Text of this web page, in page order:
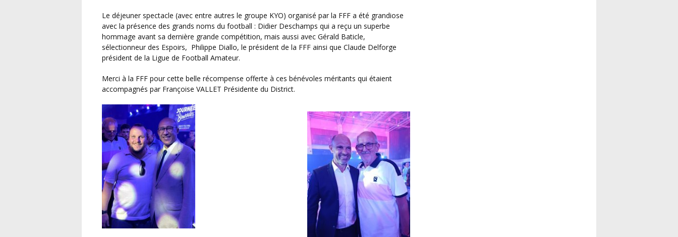
Le déjeuner spectacle (avec entre autres le groupe KYO) organisé par la FFF a été grandiose
avec la présence des grands noms du football : Didier Deschamps qui a reçu un superbe
hommage avant sa dernière grande compétition, mais aussi avec Gérald Baticle,
sélectionneur des Espoirs, Philippe Diallo, le président de la FFF ainsi que Claude Delforge
président de la Ligue de Football Amateur.
Merci à la FFF pour cette belle récompense offerte à ces bénévoles méritants qui étaient
accompagnés par Françoise VALLET Présidente du District.